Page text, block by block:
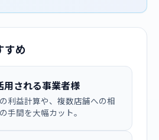
すめ
用される事業者様
利益計算や、複数店舗への相
手間を大幅カット。